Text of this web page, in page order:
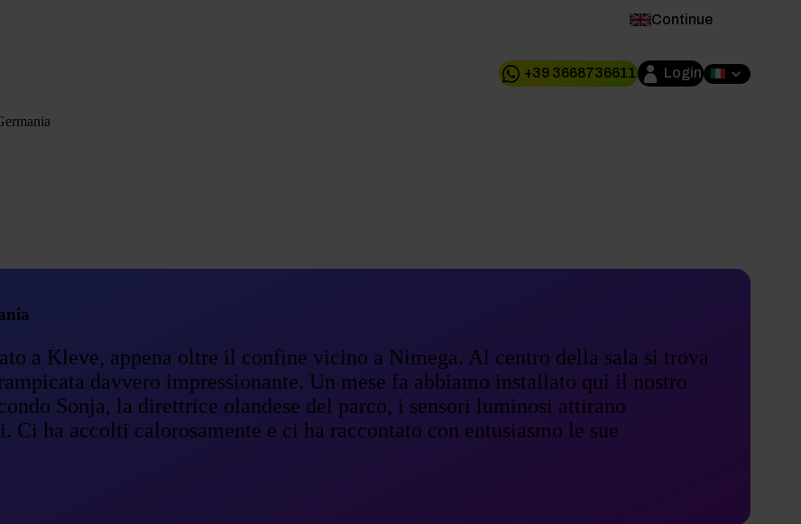
Continue
+39 3668736611 Login IT
a Kleve, appena oltre il confine vicino a Nimega. Al centro della sala si trova
davvero impressionante. Un mese fa abbiamo installato qui il nostro
Sonja, la direttrice olandese del parco, i sensori luminosi attirano
ha accolti calorosamente e ci ha raccontato con entusiasmo le sue